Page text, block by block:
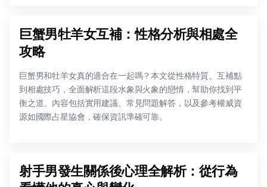
巨蟹男牡羊女互補：性格分析與相處全
攻略
巨蟹男和牡羊女真的適合在一起嗎？本文從性格特質、互補點
到相處技巧，全面解析這段水象與火象的戀情，幫助你找到平
衡之道。內容包括實用建議、常見問題解答，以及參考權威資
源如國際占星協會，確保資訊準確可靠。
射手男發生關係後心理全解析：從行為